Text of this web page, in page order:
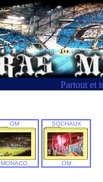
Partout et
OM
MONACO
SOCHAUX
OM